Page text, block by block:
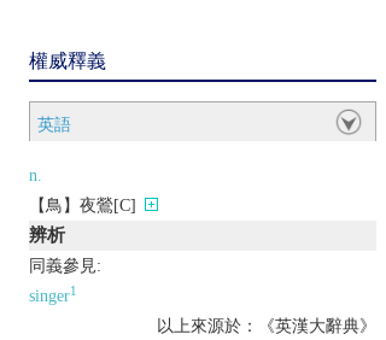
權威釋義
英語
n.
【鳥】夜鶯[C]
辨析
同義參見:
singer1
以上來源於：《英漢大辭典》